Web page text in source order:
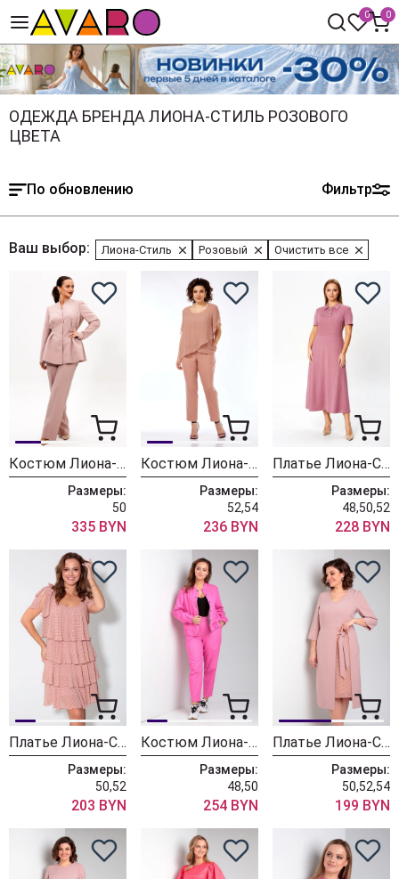
0 0
ОДЕЖДА БРЕНДА ЛИОНА-СТИЛЬ РОЗОВОГО
ЦВЕТА
По обновлению Фильтр
Ваш выбор: Лиона-Стиль Розовый Очистить все
Костюм Лиона-Стиль 954 пудра
Размеры:
50
335 BYN
Костюм Лиона-Стиль 938 пудра
Размеры:
52,54
236 BYN
Платье Лиона-Стиль 929
Размеры:
48,50,52
228 BYN
Платье Лиона-Стиль 905
Размеры:
50,52
203 BYN
Костюм Лиона-Стиль 848 розовый
Размеры:
48,50
254 BYN
Платье Лиона-Стиль 896 персиковый
Размеры:
50,52,54
199 BYN